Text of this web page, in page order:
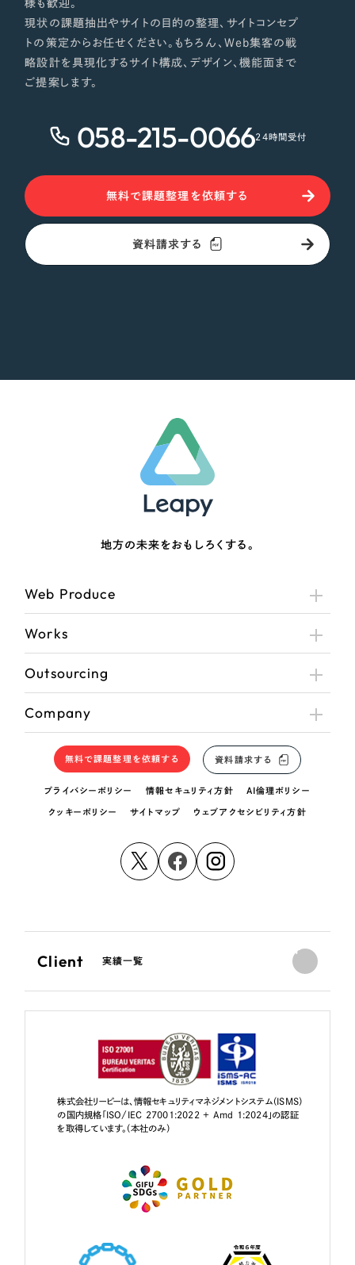
様も歓迎。
現状の課題抽出やサイトの目的の整理、サイトコンセプ
トの策定からお任せください。もちろん、Web集客の戦
略設計を具現化するサイト構成、デザイン、機能面まで
ご提案します。
058-215-006624時間受付
無料で課題整理を依頼する
資料請求する
地方の未来をおもしろくする。
Web Produce
Works
Outsourcing
Company
無料で課題整理を依頼する 資料請求する
プライバシーポリシー 情報セキュリティ方針 AI倫理ポリシー
クッキーポリシー サイトマップ ウェブアクセシビリティ方針
Client 実績一覧
株式会社リーピーは、情報セキュリティマネジメントシステム（ISMS）
の国内規格「ISO/IEC 27001:2022 + Amd 1:2024」の認証
を取得しています。（本社のみ）